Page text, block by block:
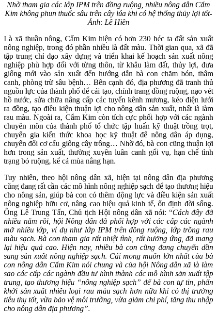
Nhờ tham gia các lớp IPM trên đồng ruộng, nhiều nông dân Cẩm
Kim không phun thuốc sâu trên cây lúa khi có hệ thống thủy lợi tốt-
Ảnh: Lê Hiền
Là xã thuần nông, Cẩm Kim hiện có hơn 230 héc ta đất sản xuất
nông nghiệp, trong đó phần nhiều là đất màu. Thời gian qua, xã đã
tập trung chỉ đạo xây dựng và triển khai kế hoạch sản xuất nông
nghiệp phù hợp đối với từng thôn, từ khâu làm đất, thủy lợi, đưa
giống mới vào sản xuất đến hướng dẫn bà con chăm bón, thâm
canh, phòng trừ sâu bệnh… Bên cạnh đó, địa phương đã tranh thủ
nguồn lực của thành phố để cải tạo, chỉnh trang đồng ruộng, nạo vét
hồ nước, sửa chữa nâng cấp các tuyến kênh mương, kéo điện lưới
ra đồng, tạo điều kiện thuận lợi cho nông dân sản xuất, nhất là làm
rau màu. Ngoài ra, Cẩm Kim còn tích cực phối hợp với các ngành
chuyên môn của thành phố tổ chức tập huấn kỹ thuật trồng trọt,
chuyển gia kiến thức khoa học kỹ thuật để nông dân áp dụng,
chuyển đổi cơ cấu giống cây trồng… Nhờ đó, bà con cũng thuận lợi
hơn trong sản xuất, thường xuyên luân canh gối vụ, hạn chế tình
trạng bỏ ruộng, kể cả mùa nắng hạn.
Tuy nhiên, theo hội nông dân xã, hiện tại nông dân địa phương
cũng đang rất cần các mô hình nông nghiệp sạch để tạo thương hiệu
cho nông sản, giúp bà con có thêm động lực và điều kiện sản xuất
nông nghiệp hữu cơ, nâng cao hiệu quả kinh tế, ổn định đời sống.
Ông Lê Trung Tấn, Chủ tịch Hội nông dân xã nói: “Cách đây đã
nhiều năm rồi, hội Nông dân đã phối hợp với các cấp các ngành
mở nhiều lớp, ví dụ như lớp IPM trên đồng ruộng, lớp trồng rau
màu sạch. Bà con tham gia rất nhiệt tình, rất hưởng ứng, đã mang
lại hiệu quả cao. Hiện nay, nhiều bà con cũng đang chuyển dần
sang sản xuất nông nghiệp sạch. Cái mong muốn lớn nhất của bà
con nông dân Cẩm Kim nói chung và của hội Nông dân xã là làm
sao các cấp các ngành đầu tư hình thành các mô hình sản xuất tập
trung, tạo thương hiệu “nông nghiệp sạch” để bà con tự tin, phấn
khởi sản xuất nhiều loại rau màu sạch hơn nữa khi có thị trường
tiêu thụ tốt, vừa bảo vệ môi trường, vừa giảm chi phí, tăng thu nhập
cho nông dân địa phương”.